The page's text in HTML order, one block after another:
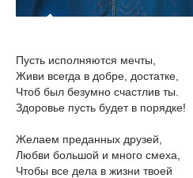
Пусть исполняются мечты,
Живи всегда в добре, достатке,
Чтоб был безумно счастлив ты.
Здоровье пусть будет в порядке!
Желаем преданных друзей,
Любви большой и много смеха,
Чтобы все дела в жизни твоей